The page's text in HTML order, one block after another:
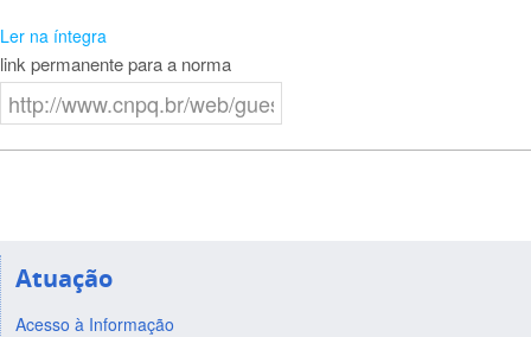
Ler na íntegra
link permanente para a norma
Atuação
Acesso à Informação